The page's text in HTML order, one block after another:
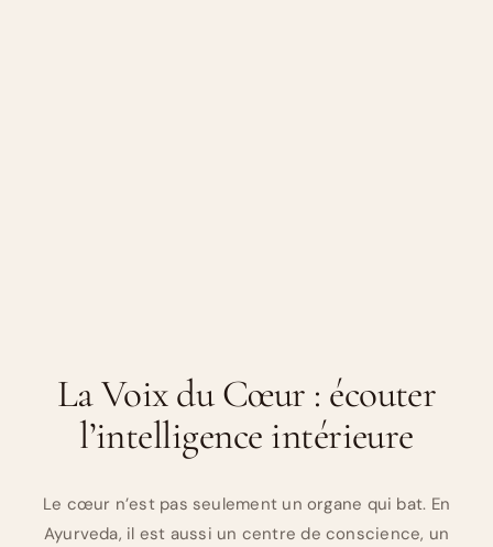
La Voix du Cœur : écouter
l’intelligence intérieure
Le cœur n’est pas seulement un organe qui bat. En
Ayurveda, il est aussi un centre de conscience, un